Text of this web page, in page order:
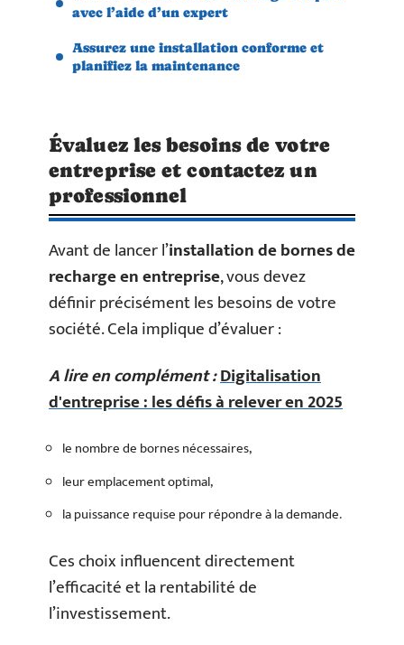
avec l’aide d’un expert
Assurez une installation conforme et
planifiez la maintenance
Évaluez les besoins de votre
entreprise et contactez un
professionnel
Avant de lancer l’installation de bornes de
recharge en entreprise, vous devez
définir précisément les besoins de votre
société. Cela implique d’évaluer :
A lire en complément :Digitalisation
d'entreprise : les défis à relever en 2025
le nombre de bornes nécessaires,
leur emplacement optimal,
la puissance requise pour répondre à la demande.
Ces choix influencent directement
l’efficacité et la rentabilité de
l’investissement.